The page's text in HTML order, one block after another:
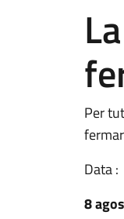
Per
Data :
8